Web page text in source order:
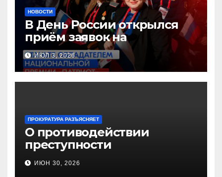
НОВОСТИ
В День России открылся
приём заявок на
Национальную премию
«Патриот»
ИЮЛ 3, 2026
ПРОКУРАТУРА РАЗЪЯСНЯЕТ
О противодействии
преступности
несовершеннолетних и
нарушению их прав
ИЮН 30, 2026